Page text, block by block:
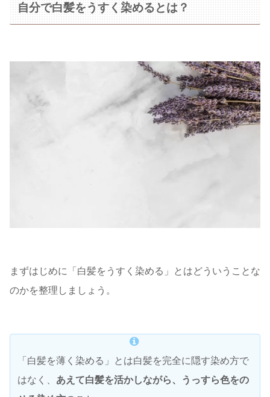
自分で白髪をうすく染めるとは？
まずはじめに「白髪をうすく染める」とはどういうことな
のかを整理しましょう。
「白髪を薄く染める」とは白髪を完全に隠す染め方で
はなく、 あえて白髪を活かしながら、うっすら色をの